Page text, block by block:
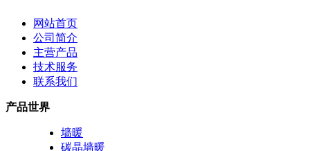
网站首页
公司简介
主营产品
技术服务
联系我们
产品世界
墙暖
碳晶墙暖